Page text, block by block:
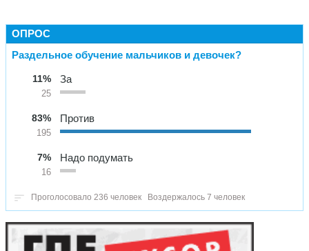
ОПРОС
Раздельное обучение мальчиков и девочек?
11%
25
За
83%
195
Против
7%
16
Надо подумать
Проголосовало 236 человек Воздержалось 7 человек